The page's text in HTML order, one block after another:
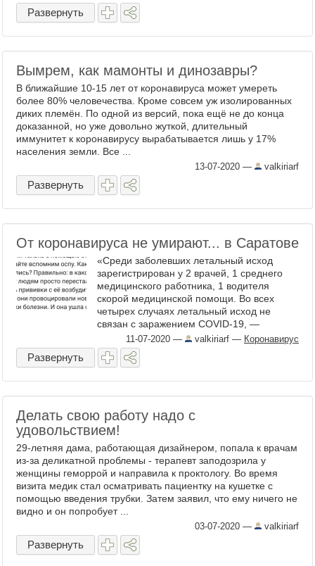
Развернуть
Вымрем, как мамонты и динозавры?
В ближайшие 10-15 лет от коронавируса может умереть
более 80% человечества. Кроме совсем уж изолированных
диких племён. По одной из версий, пока ещё не до конца
доказанной, но уже довольно жуткой, длительный
иммунитет к коронавирусу вырабатывается лишь у 17%
населения земли. Все ...
13-07-2020 — valkiriarf
Развернуть
От коронавируса не умирают... в Саратове
«Среди заболевших летальный исход
зарегистрирован у 2 врачей, 1 среднего
медицинского работника, 1 водителя
скорой медицинской помощи. Во всех
четырех случаях летальный исход не
связан с заражением COVID-19, —
заявляет министр здравоохранения
Саратовской области Шувалов. —
Основными ...
11-07-2020 — valkiriarf — Коронавирус
Развернуть
Делать свою работу надо с
удовольствием!
29-летняя дама, работающая дизайнером, попала к врачам
из-за деликатной проблемы - терапевт заподозрила у
женщины геморрой и направила к проктологу. Во время
визита медик стал осматривать пациентку на кушетке с
помощью введения трубки. Затем заявил, что ему ничего не
видно и он попробует ...
03-07-2020 — valkiriarf
Развернуть